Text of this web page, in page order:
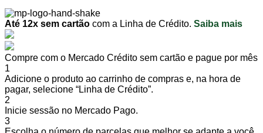
Até 12x sem cartão com a Linha de Crédito. Saiba mais
Compre com o Mercado Crédito sem cartão e pague por mês
1
Adicione o produto ao carrinho de compras e, na hora de
pagar, selecione “Linha de Crédito”.
2
Inicie sessão no Mercado Pago.
3